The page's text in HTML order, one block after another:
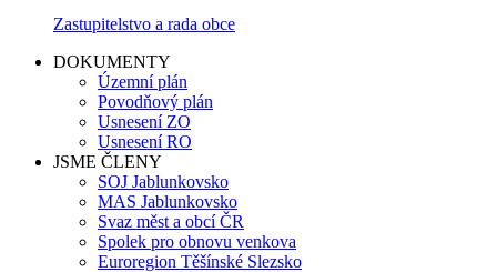
Zastupitelstvo a rada obce
DOKUMENTY
Územní plán
Povodňový plán
Usnesení ZO
Usnesení RO
JSME ČLENY
SOJ Jablunkovsko
MAS Jablunkovsko
Svaz měst a obcí ČR
Spolek pro obnovu venkova
Euroregion Těšínské Slezsko